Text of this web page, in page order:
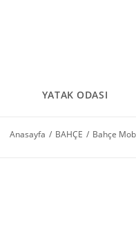
YATAK ODASI
Anasayfa BAHÇE Bahçe